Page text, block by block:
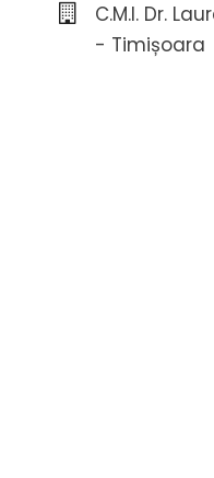
C.M.I. Dr.
- Timișoara